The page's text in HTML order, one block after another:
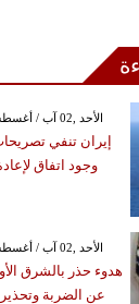
GMT 13:55 2026 الأحد ,02 آب / أغسطس
إيران تنفي
وجود اتفاق
GMT 13:19 2026 الأحد ,02 آب / أغسطس
هدوء حذر بالشرق
عن الضربة